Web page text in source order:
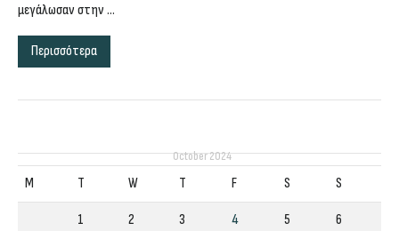
μεγάλωσαν στην ...
Περισσότερα
October 2024
M T W T F S S
1 2 3 4 5 6